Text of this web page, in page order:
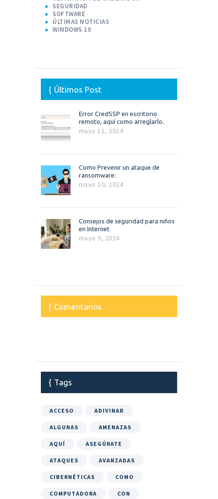
SEGURIDAD
SOFTWARE
ÚLTIMAS NOTICIAS
WINDOWS 10
Últimos Post
Error CredSSP en escritorio
remoto, aquí como arreglarlo.
mayo 11, 2024
Como Prevenir un ataque de
ransomware:
mayo 10, 2024
Consejos de seguridad para niños
en Internet
mayo 9, 2024
Comentarios
Tags
ACCESO ADIVINAR
ALGUNAS AMENAZAS
AQUÍ ASEGÚRATE
ATAQUES AVANZADAS
CIBERNÉTICAS COMO
COMPUTADORA CON